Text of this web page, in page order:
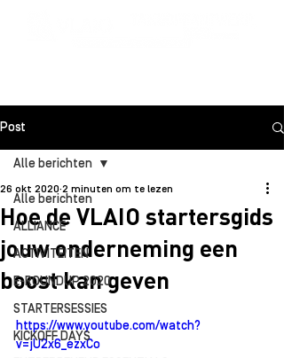
Post
Alle berichten
ALLIANCE
ACTIVITEITEN
E-ROUNDUP 2020
STARTERSESSIES
KICKOFF DAYS
Alle berichten
Hoe de VLAIO startersgids
jouw onderneming een
boost kan geven
26 okt 2020 2 minuten om te lezen
https://www.youtube.com/watch?
v=jU2x6_ezxCo